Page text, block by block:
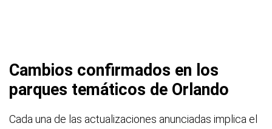
Cambios confirmados en los
parques temáticos de Orlando
Cada una de las actualizaciones anunciadas implica el